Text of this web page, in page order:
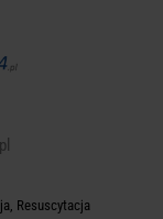
Resuscytacja